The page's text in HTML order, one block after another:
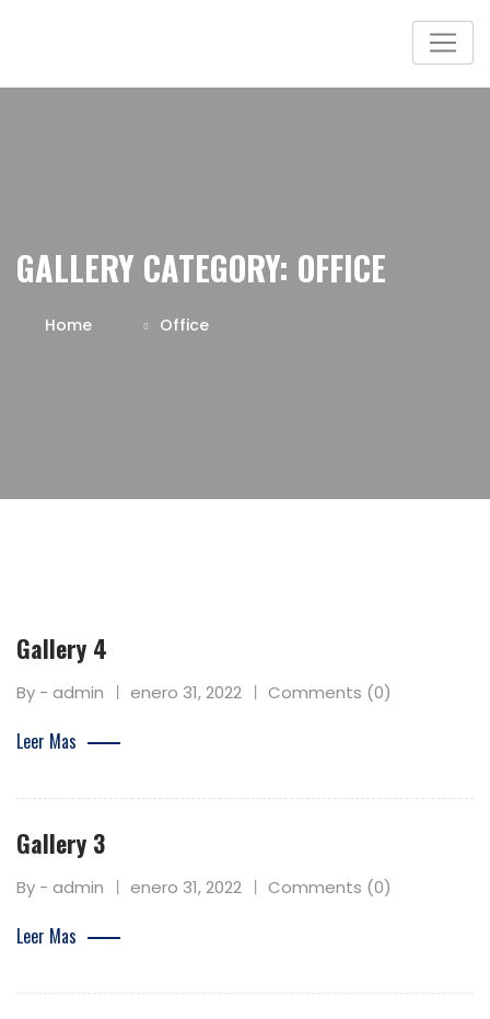
GALLERY CATEGORY: OFFICE
Home Office
Gallery 4
By - admin enero 31, 2022 Comments (0)
Leer Mas
Gallery 3
By - admin enero 31, 2022 Comments (0)
Leer Mas